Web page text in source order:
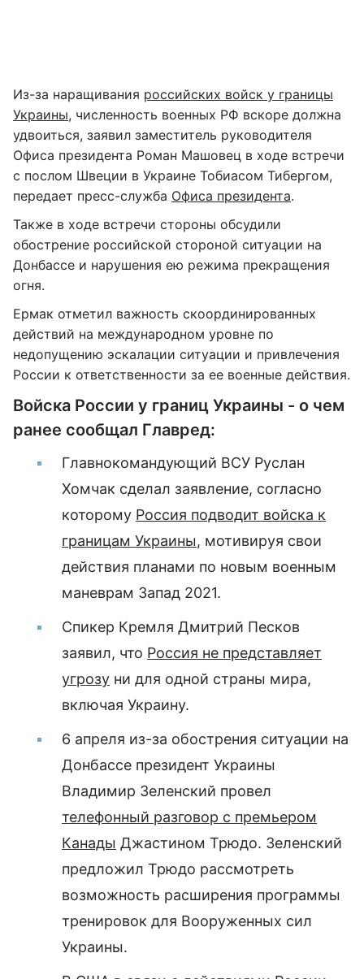
Из-за наращивания российских войск у границы
Украины, численность военных РФ вскоре должна
удвоиться, заявил заместитель руководителя
Офиса президента Роман Машовец в ходе встречи
с послом Швеции в Украине Тобиасом Тибергом,
передает пресс-служба Офиса президента.
Также в ходе встречи стороны обсудили
обострение российской стороной ситуации на
Донбассе и нарушения ею режима прекращения
огня.
Ермак отметил важность скоординированных
действий на международном уровне по
недопущению эскалации ситуации и привлечения
России к ответственности за ее военные действия.
Войска России у границ Украины - о чем
ранее сообщал Главред:
Главнокомандующий ВСУ Руслан
Хомчак сделал заявление, согласно
которому Россия подводит войска к
границам Украины, мотивируя свои
действия планами по новым военным
маневрам Запад 2021.
Спикер Кремля Дмитрий Песков
заявил, что Россия не представляет
угрозу ни для одной страны мира,
включая Украину.
6 апреля из-за обострения ситуации на
Донбассе президент Украины
Владимир Зеленский провел
телефонный разговор с премьером
Канады Джастином Трюдо. Зеленский
предложил Трюдо рассмотреть
возможность расширения программы
тренировок для Вооруженных сил
Украины.